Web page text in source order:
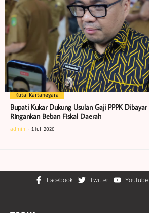
Kutai Kartanegara
Bupati Kukar Dukung Usulan Gaji PPPK
Ringankan Beban Fiskal Daerah
admin 1 Juli 2026
Facebook Twitter Youtube